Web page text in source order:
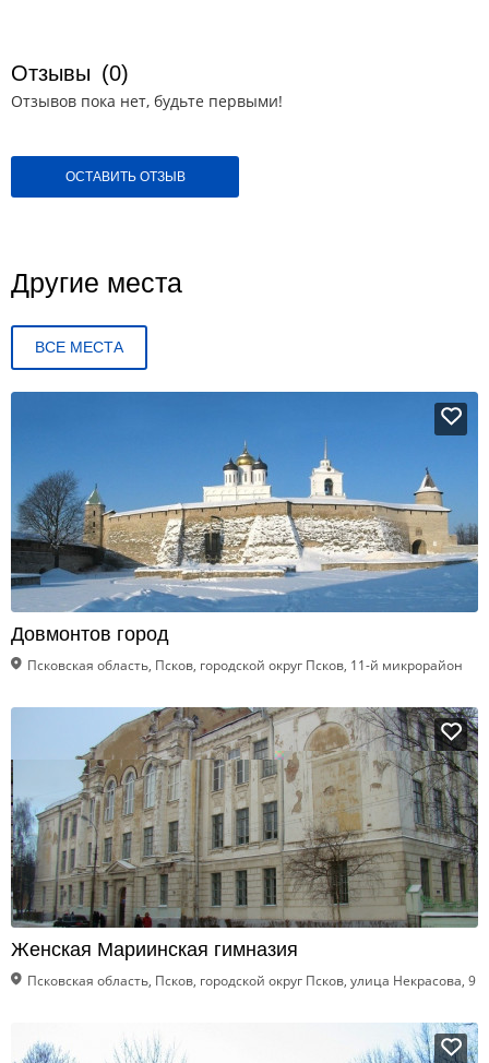
Отзывы (0)
Отзывов пока нет, будьте первыми!
ОСТАВИТЬ ОТЗЫВ
Другие места
ВСЕ МЕСТА
Довмонтов город
Псковская область, Псков, городской округ Псков, 11-й микрорайон
Женская Мариинская гимназия
Псковская область, Псков, городской округ Псков, улица Некрасова, 9